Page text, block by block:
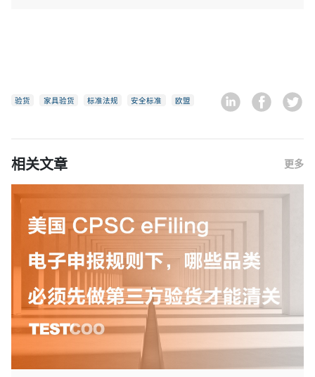
验货 家具验货 标准法规 安全标准 欧盟
相关文章 更多